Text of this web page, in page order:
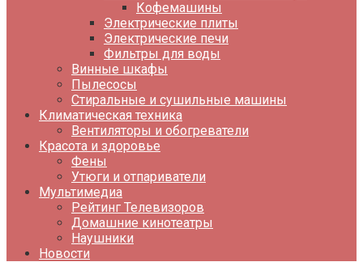
Кофемашины
Электрические плиты
Электрические печи
Фильтры для воды
Винные шкафы
Пылесосы
Стиральные и сушильные машины
Климатическая техника
Вентиляторы и обогреватели
Красота и здоровье
Фены
Утюги и отпариватели
Мультимедиа
Рейтинг Телевизоров
Домашние кинотеатры
Наушники
Новости